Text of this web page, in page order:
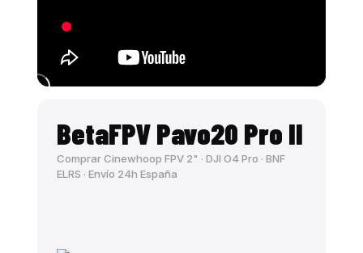
BetaFPV Pavo20 Pro II
Comprar Cinewhoop FPV 2" · DJI O4 Pro · BNF
ELRS · Envío 24h España